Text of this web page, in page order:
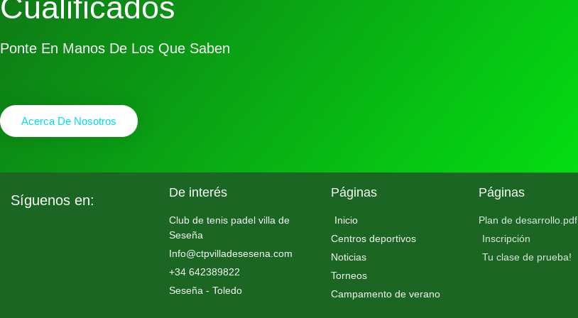
Cualificados
Ponte En Manos De Los Que Saben
Acerca De Nosotros
Síguenos en: De interés
Club de tenis padel villa de
Seseña
Info@ctpvilladesesena.com
+34 642389822
Seseña - Toledo
Páginas
Inicio
Centros deportivos
Noticias
Torneos
Campamento de verano
Páginas
Plan de desarrollo.pdf
Inscripción
Tu clase de prueba!